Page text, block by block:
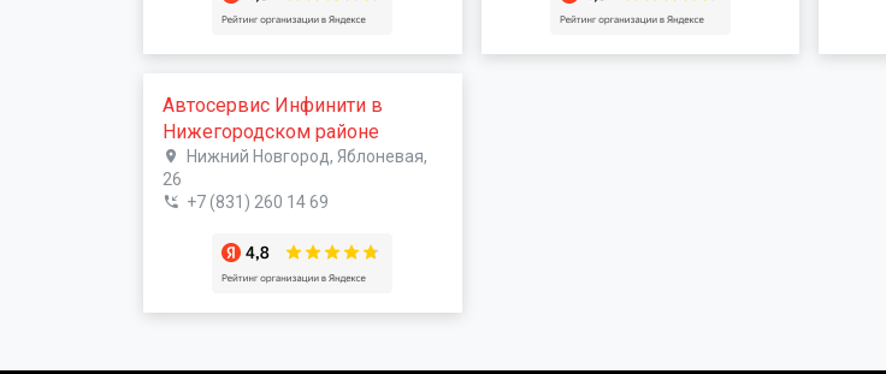
Автосервис Инфинити в
Нижегородском районе
Нижний Новгород, Яблоневая,
26
+7 (831) 260 14 69